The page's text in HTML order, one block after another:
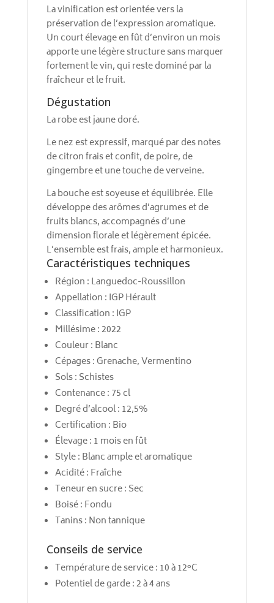
La vinification est orientée vers la
préservation de l’expression aromatique.
Un court élevage en fût d’environ un mois
apporte une légère structure sans marquer
fortement le vin, qui reste dominé par la
fraîcheur et le fruit.
Dégustation
La robe est jaune doré.
Le nez est expressif, marqué par des notes
de citron frais et confit, de poire, de
gingembre et une touche de verveine.
La bouche est soyeuse et équilibrée. Elle
développe des arômes d’agrumes et de
fruits blancs, accompagnés d’une
dimension florale et légèrement épicée.
L’ensemble est frais, ample et harmonieux.
Caractéristiques techniques
Région : Languedoc-Roussillon
Appellation : IGP Hérault
Classification : IGP
Millésime : 2022
Couleur : Blanc
Cépages : Grenache, Vermentino
Sols : Schistes
Contenance : 75 cl
Degré d’alcool : 12,5%
Certification : Bio
Élevage : 1 mois en fût
Style : Blanc ample et aromatique
Acidité : Fraîche
Teneur en sucre : Sec
Boisé : Fondu
Tanins : Non tannique
Conseils de service
Température de service : 10 à 12°C
Potentiel de garde : 2 à 4 ans